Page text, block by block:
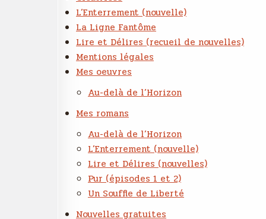
L’Enterrement (nouvelle)
La Ligne Fantôme
Lire et Délires (recueil de nouvelles)
Mentions légales
Mes oeuvres
Au-delà de l’Horizon
Mes romans
Au-delà de l’Horizon
L’Enterrement (nouvelle)
Lire et Délires (nouvelles)
Pur (épisodes 1 et 2)
Un Souffle de Liberté
Nouvelles gratuites